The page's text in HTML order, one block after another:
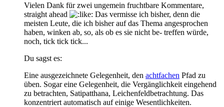
Vielen Dank für zwei ungemein fruchtbare Kommentare,
straight ahead
Das vermisse ich bisher, denn die
meisten Leute, die ich bisher auf das Thema angesprochen
haben, winken ab, so, als ob es sie nicht be- treffen würde,
noch, tick tick tick...
Du sagst es:
Eine ausgezeichnete Gelegenheit, den achtfachen Pfad zu
üben. Sogar eine Gelegenheit, die Vergänglichkeit eingehend
zu betrachten, Satipatthana, Leichenfeldbetrachtung. Das
konzentriert automatisch auf einige Wesentlichkeiten.